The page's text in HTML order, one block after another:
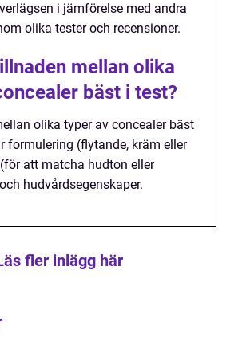
i jämförelse med andra
olika tester och recensioner.
mellan olika
bäst i test?
olika typer av concealer bäst
formulering (flytande, kräm eller
att matcha hudton eller
hudvårdsegenskaper.
fler inlägg här